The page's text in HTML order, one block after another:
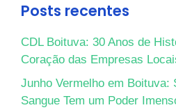
Posts recentes
CDL Boituva: 30 Anos de
Coração das Empresas
Junho Vermelho em Boituva:
Sangue Tem um Poder